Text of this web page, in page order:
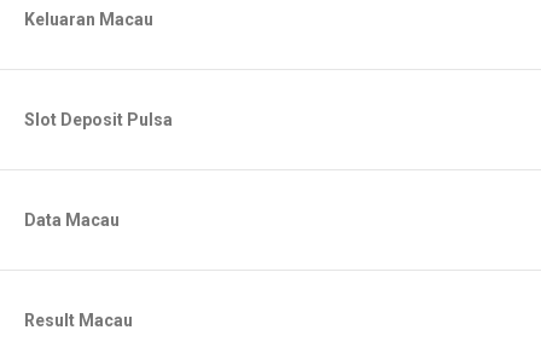
Keluaran Macau
Slot Deposit Pulsa
Data Macau
Result Macau